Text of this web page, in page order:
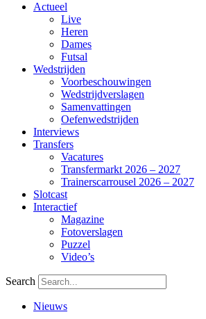
Actueel
Live
Heren
Dames
Futsal
Wedstrijden
Voorbeschouwingen
Wedstrijdverslagen
Samenvattingen
Oefenwedstrijden
Interviews
Transfers
Vacatures
Transfermarkt 2026 – 2027
Trainerscarrousel 2026 – 2027
Slotcast
Interactief
Magazine
Fotoverslagen
Puzzel
Video’s
Search
Nieuws